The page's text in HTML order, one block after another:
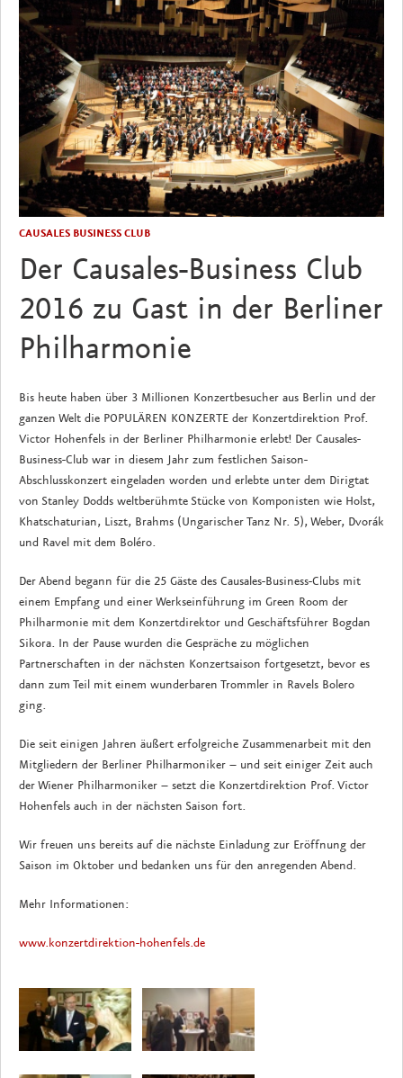
CAUSALES BUSINESS CLUB
Der Causales-Business Club
2016 zu Gast in der Berliner
Philharmonie
Bis heute haben über 3 Millionen Konzertbesucher aus Berlin und der
ganzen Welt die POPULÄREN KONZERTE der Konzertdirektion Prof.
Victor Hohenfels in der Berliner Philharmonie erlebt! Der Causales-
Business-Club war in diesem Jahr zum festlichen Saison-
Abschlusskonzert eingeladen worden und erlebte unter dem Dirigtat
von Stanley Dodds weltberühmte Stücke von Komponisten wie Holst,
Khatschaturian, Liszt, Brahms (Ungarischer Tanz Nr. 5), Weber, Dvorák
und Ravel mit dem Boléro.
Der Abend begann für die 25 Gäste des Causales-Business-Clubs mit
einem Empfang und einer Werkseinführung im Green Room der
Philharmonie mit dem Konzertdirektor und Geschäftsführer Bogdan
Sikora. In der Pause wurden die Gespräche zu möglichen
Partnerschaften in der nächsten Konzertsaison fortgesetzt, bevor es
dann zum Teil mit einem wunderbaren Trommler in Ravels Bolero
ging.
Die seit einigen Jahren äußert erfolgreiche Zusammenarbeit mit den
Mitgliedern der Berliner Philharmoniker – und seit einiger Zeit auch
der Wiener Philharmoniker – setzt die Konzertdirektion Prof. Victor
Hohenfels auch in der nächsten Saison fort.
Wir freuen uns bereits auf die nächste Einladung zur Eröffnung der
Saison im Oktober und bedanken uns für den anregenden Abend.
Mehr Informationen:
www.konzertdirektion-hohenfels.de